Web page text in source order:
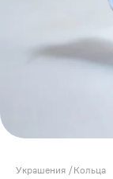
Украшения /Кольца